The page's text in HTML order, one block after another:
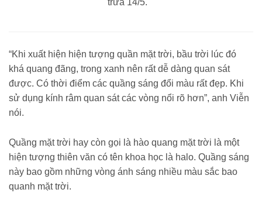
“Khi xuất hiện hiện tượng quần mặt trời, bầu trời lúc đó
khá quang đãng, trong xanh nên rất dễ dàng quan sát
được. Có thời điểm các quầng sáng đổi màu rất đẹp. Khi
sử dụng kính râm quan sát các vòng nổi rõ hơn”, anh Viễn
nói.
Quầng mặt trời hay còn gọi là hào quang mặt trời là một
hiện tượng thiên văn có tên khoa học là halo. Quầng sáng
này bao gồm những vòng ánh sáng nhiều màu sắc bao
quanh mặt trời.